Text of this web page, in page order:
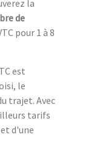
la
de
pour 1 à 8
est
le
trajet. Avec
tarifs
d'une